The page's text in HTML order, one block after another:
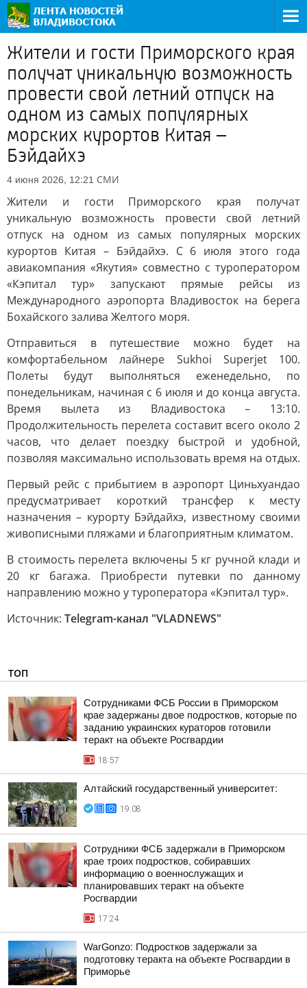
Жители и гости Приморского края
получат уникальную возможность
провести свой летний отпуск на
одном из самых популярных
морских курортов Китая –
Бэйдайхэ
4 июня 2026, 12:21 СМИ
Жители и гости Приморского края получат
уникальную возможность провести свой летний
отпуск на одном из самых популярных морских
курортов Китая – Бэйдайхэ. С 6 июля этого года
авиакомпания «Якутия» совместно с туроператором
«Кэпитал тур» запускают прямые рейсы из
Международного аэропорта Владивосток на берега
Бохайского залива Желтого моря.
Отправиться в путешествие можно будет на
комфортабельном лайнере Sukhoi Superjet 100.
Полеты будут выполняться еженедельно, по
понедельникам, начиная с 6 июля и до конца августа.
Время вылета из Владивостока – 13:10.
Продолжительность перелета составит всего около 2
часов, что делает поездку быстрой и удобной,
позволяя максимально использовать время на отдых.
Первый рейс с прибытием в аэропорт Циньхуандао
предусматривает короткий трансфер к месту
назначения – курорту Бэйдайхэ, известному своими
живописными пляжами и благоприятным климатом.
В стоимость перелета включены 5 кг ручной клади и
20 кг багажа. Приобрести путевки по данному
направлению можно у туроператора «Кэпитал тур».
Источник: Telegram-канал "VLADNEWS"
ТОП
Сотрудниками ФСБ России в Приморском
крае задержаны двое подростков, которые по
заданию украинских кураторов готовили
теракт на объекте Росгвардии
18:57
Алтайский государственный университет:
19:08
Сотрудники ФСБ задержали в Приморском
крае троих подростков, собиравших
информацию о военнослужащих и
планировавших теракт на объекте
Росгвардии
17:24
WarGonzo: Подростков задержали за
подготовку теракта на объекте Росгвардии в
Приморье